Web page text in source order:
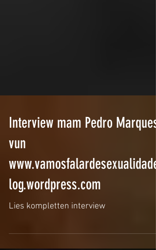
Interview mam Pedro Marques
vun
www.vamosfalardesexualidadeb
log.wordpress.com